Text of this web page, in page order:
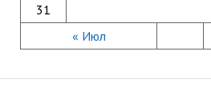
« Июл
31